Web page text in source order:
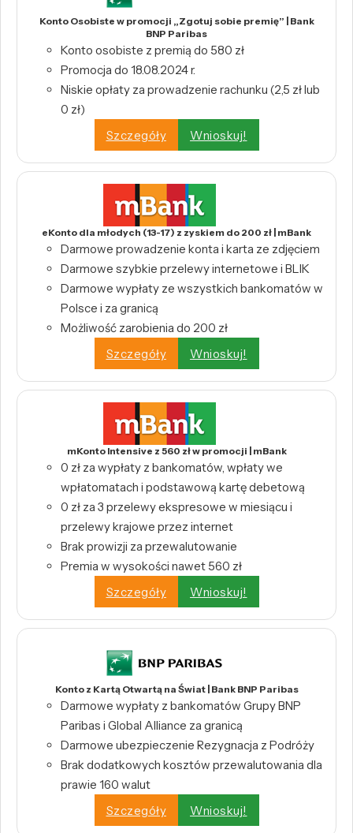
Konto Osobiste w promocji „Zgotuj sobie premię” | Bank
BNP Paribas
Konto osobiste z premią do 580 zł
Promocja do 18.08.2024 r.
Niskie opłaty za prowadzenie rachunku (2,5 zł lub
0 zł)
Szczegóły
Wnioskuj!
eKonto dla młodych (13-17) z zyskiem do 200 zł | mBank
Darmowe prowadzenie konta i karta ze zdjęciem
Darmowe szybkie przelewy internetowe i BLIK
Darmowe wypłaty ze wszystkich bankomatów w
Polsce i za granicą
Możliwość zarobienia do 200 zł
Szczegóły
Wnioskuj!
mKonto Intensive z 560 zł w promocji | mBank
0 zł za wypłaty z bankomatów, wpłaty we
wpłatomatach i podstawową kartę debetową
0 zł za 3 przelewy ekspresowe w miesiącu i
przelewy krajowe przez internet
Brak prowizji za przewalutowanie
Premia w wysokości nawet 560 zł
Szczegóły
Wnioskuj!
Konto z Kartą Otwartą na Świat | Bank BNP Paribas
Darmowe wypłaty z bankomatów Grupy BNP
Paribas i Global Alliance za granicą
Darmowe ubezpieczenie Rezygnacja z Podróży
Brak dodatkowych kosztów przewalutowania dla
prawie 160 walut
Szczegóły
Wnioskuj!